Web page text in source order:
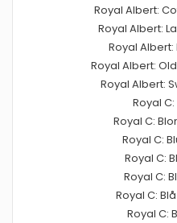
Royal Albert:
Royal Albert:
Royal
Royal Albert:
Royal Albert:
Royal
Royal C:
Royal C:
Royal C:
Royal C:
Royal C:
Royal C: